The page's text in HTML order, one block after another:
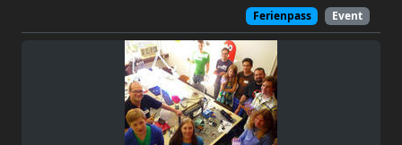
Ferienpass Event